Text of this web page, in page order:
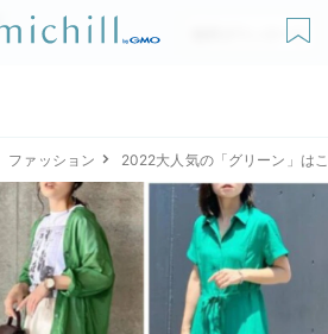
無料ダウンロード
ファッション 2022大人気の「グリーン」は